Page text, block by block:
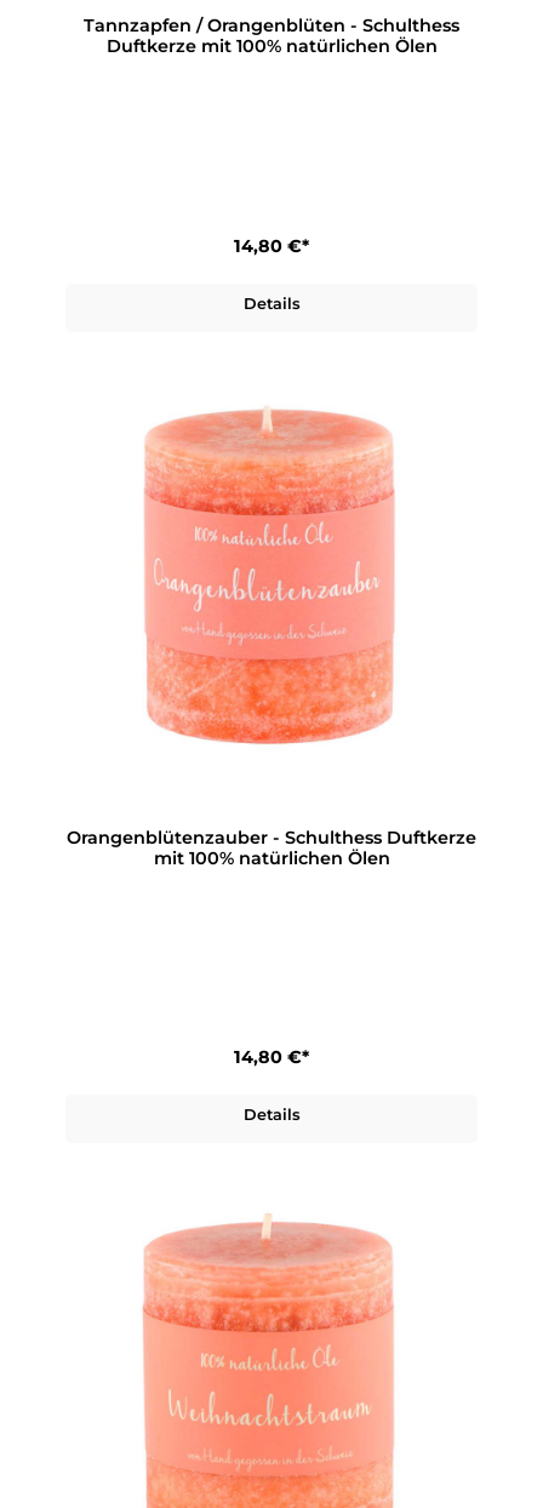
Tannzapfen / Orangenblüten - Schulthess
Duftkerze mit 100% natürlichen Ölen
14,80 €*
Details
Orangenblütenzauber - Schulthess Duftkerze
mit 100% natürlichen Ölen
14,80 €*
Details